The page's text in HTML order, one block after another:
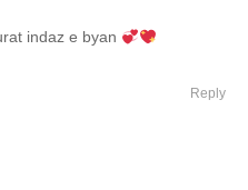
indaz e byan
Reply